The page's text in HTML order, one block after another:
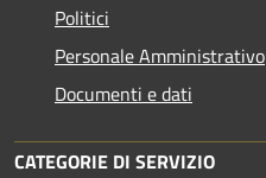
Politici
Personale Amministrativo
Documenti e dati
CATEGORIE DI SERVIZIO